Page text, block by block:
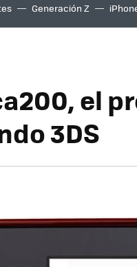
Generación Z
el
3DS